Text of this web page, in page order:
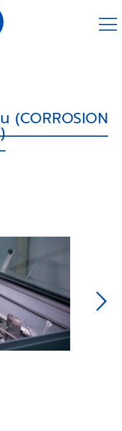
(CORROSION
Next